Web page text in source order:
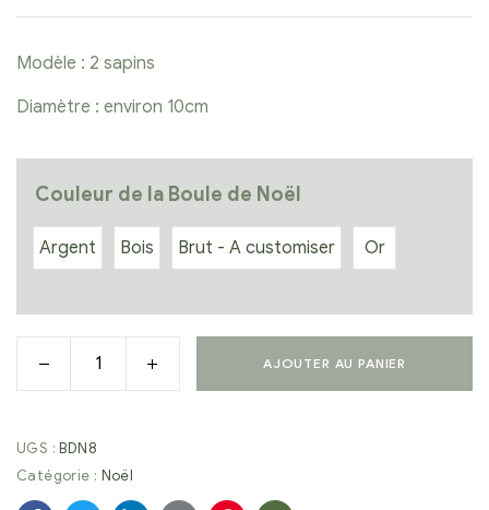
Modèle : 2 sapins
Diamètre : environ 10cm
Couleur de la Boule de Noël
Argent Bois Brut - A customiser Or
AJOUTER AU PANIER
UGS :BDN8
Catégorie : Noël